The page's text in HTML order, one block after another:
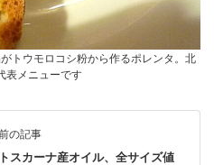
トウモロコシ粉から作るポレンタ。北
表メニューです
の記事
トスカーナ産オイル、全サイズ値